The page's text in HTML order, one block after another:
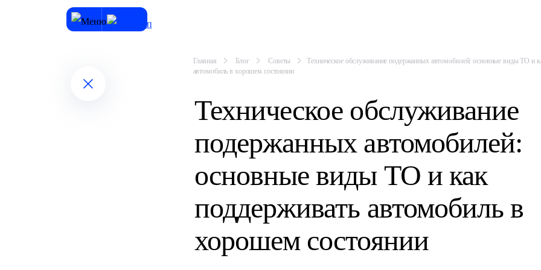
Главная Блог Советы
Техническое обслуживание подержанных автомобилей: основные виды ТО и
автомобиль в хорошем состоянии
Техническое обслуживание
подержанных автомобилей:
основные виды ТО и как
поддерживать автомобиль в
хорошем состоянии